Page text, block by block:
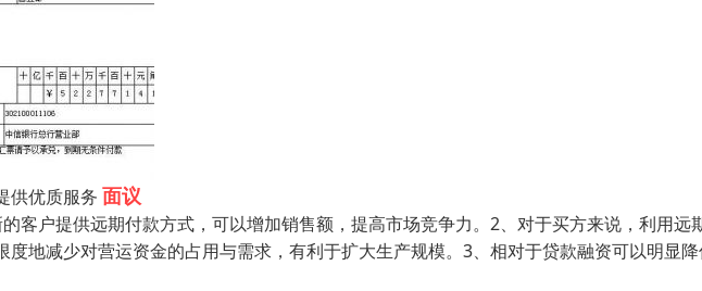
供优质服务 面议
客户提供远期付款方式，可以增加销售额，提高市场竞争力。2、对于买方来说，利用远
地减少对营运资金的占用与需求，有利于扩大生产规模。3、相对于贷款融资可以明显